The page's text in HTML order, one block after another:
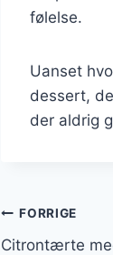
følelse.
Uanset
dessert,
der aldrig
FORRIGE
Citrontærte